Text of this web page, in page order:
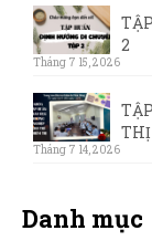
2
Tháng 7 15, 2026
THỊ
Tháng 7 14, 2026
Danh mục